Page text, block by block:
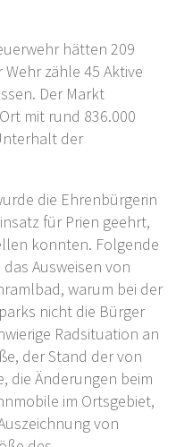
hätten 209
zähle 45 Aktive
Der Markt
mit rund 836.000
der
die Ehrenbürgerin
für Prien geehrt,
konnten. Folgende
Ausweisen von
warum bei der
nicht die Bürger
Radsituation an
der Stand der von
die Änderungen beim
im Ortsgebiet,
von